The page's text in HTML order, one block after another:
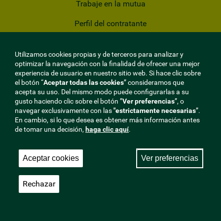
Trabaje en la mutua
Perfil del contratante
Cookies
Aviso Legal
Mapa del sitio
Sala de Prensa
Utilizamos cookies propias y de terceros para analizar y
optimizar la navegación con la finalidad de ofrecer una mejor
experiencia de usuario en nuestro sitio web. Si hace clic sobre
el botón “Aceptar todas las cookies” consideramos que
acepta su uso. Del mismo modo puede configurarlas a su
gusto haciendo clic sobre el botón ”Ver preferencias”, o
navegar exclusivamente con las"estrictamentenecesarias”.
En cambio, si lo que desea es obtener más información antes
de tomar una decisión, haga clic aquí.
Aceptar cookies Ver preferencias
Rechazar